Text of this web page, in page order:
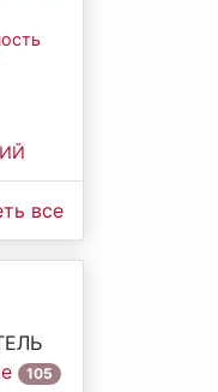
все
105